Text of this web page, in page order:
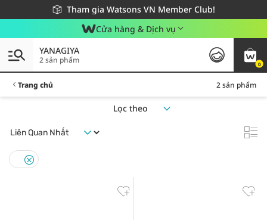
Tham gia Watsons VN Member Club!
Miễn phí giao hàng cho đơn hàng từ 249,000Đ
Giao hàng nhanh 24h - Áp dụng khu vực TP. Hồ Chí Minh
Cửa hàng & Dịch vụ
0
YANAGIYA
2 sản phẩm
Trang chủ 2 sản phẩm
Lọc theo